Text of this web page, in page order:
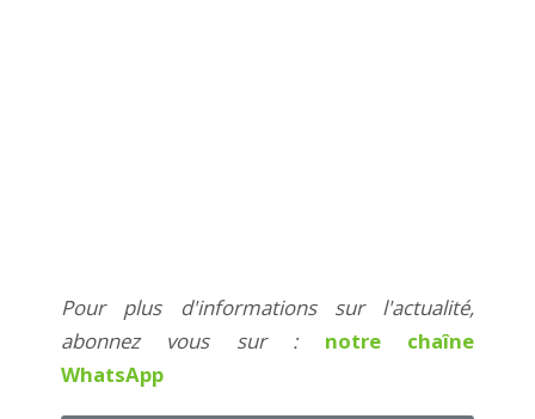
Pour plus d'informations sur l'actualité,
abonnez vous sur : notre chaîne
WhatsApp